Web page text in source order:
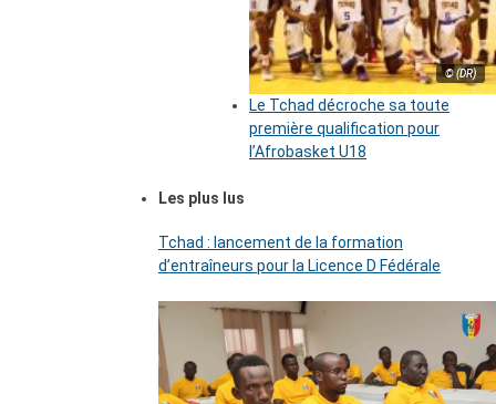
© (DR)
Le Tchad décroche sa toute
première qualification pour
l’Afrobasket U18
Les plus lus
Tchad : lancement de la formation
d’entraîneurs pour la Licence D Fédérale